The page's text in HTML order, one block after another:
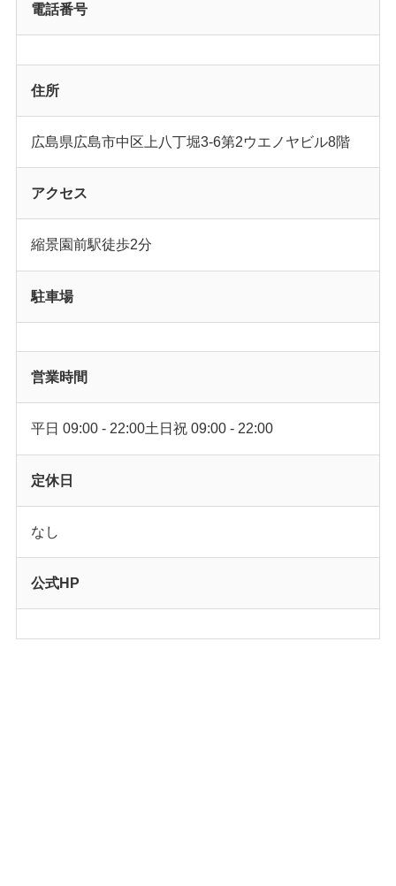
電話番号
住所
広島県広島市中区上八丁堀3-6第2ウエノヤビル8階
アクセス
縮景園前駅徒歩2分
駐車場
営業時間
平日 09:00 - 22:00土日祝 09:00 - 22:00
定休日
なし
公式HP